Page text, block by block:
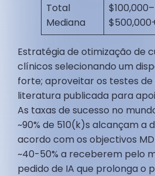
Total
Mediana
$100,000–
Estratégia de otimização de
clínicos selecionando um
forte; aproveitar os testes
literatura publicada para
As taxas de sucesso no
~90% de 510(k)s alcançam a
acordo com os objectivos
~40-50% a receberem pelo
pedido de IA que prolonga o